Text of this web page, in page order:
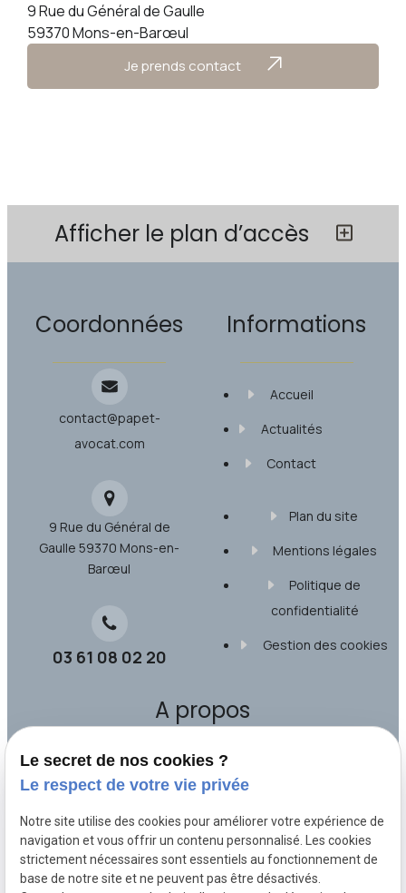
9 Rue du Général de Gaulle
59370 Mons-en-Barœul
Je prends contact
Afficher le plan d’accès
Coordonnées
contact@papet-
avocat.com
9 Rue du Général de
Gaulle59370 Mons-en-
Barœul
03 61 08 02 20
Informations
Accueil
Actualités
Contact
Plan du site
Mentions légales
Politique de
confidentialité
Gestion des cookies
A propos
Maître Jean-Christophe PAPET, avocat à Lille
et Marcq-en-Barœul, vous accompagne en
droit du travail et vous représente devant
les Prud’hommes et la Cour d’appel. Il
propose une convention d’honoraires
adaptée après un premier rendez-vous.
Le secret de nos cookies ?
Le respect de votre vie privée
Notre site utilise des cookies pour améliorer votre expérience de
navigation et vous offrir un contenu personnalisé. Les cookies
strictement nécessaires sont essentiels au fonctionnement de
base de notre site et ne peuvent pas être désactivés.